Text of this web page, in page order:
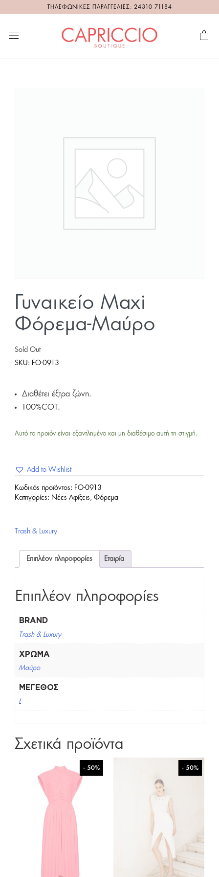
ΤΗΛΕΦΩΝΙΚΕΣ ΠΑΡΑΓΓΕΛΙΕΣ: 24310 71184
Γυναικείο Maxi
Φόρεμα-Μαύρο
Sold Out
SKU: FO-0913
Διαθέτει έξτρα ζώνη.
100%COT.
Αυτό το προϊόν είναι εξαντλημένο και μη διαθέσιμο αυτή τη στιγμή.
Add to Wishlist
Κωδικός προϊόντος: FO-0913
Κατηγορίες: Νέες Αφίξεις , Φόρεμα
Trash & Luxury
Επιπλέον πληροφορίες Εταιρία
Επιπλέον πληροφορίες
BRAND
Trash & Luxury
ΧΡΏΜΑ
Μαύρο
ΜΈΓΕΘΟΣ
L
Σχετικά προϊόντα
- 50% - 50%